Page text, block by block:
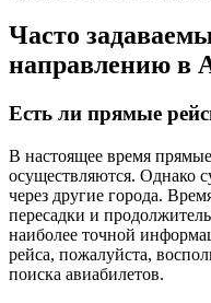
Часто
направлению в
Есть ли прямые
В настоящее время
осуществляются. Однако
через другие города.
пересадки и
наиболее точной
рейса, пожалуйста,
поиска авиабилетов.